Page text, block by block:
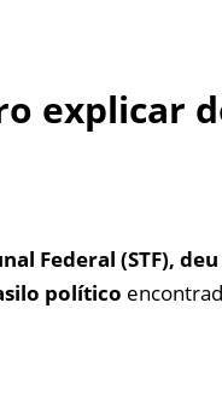
explicar
Federal (STF),
político